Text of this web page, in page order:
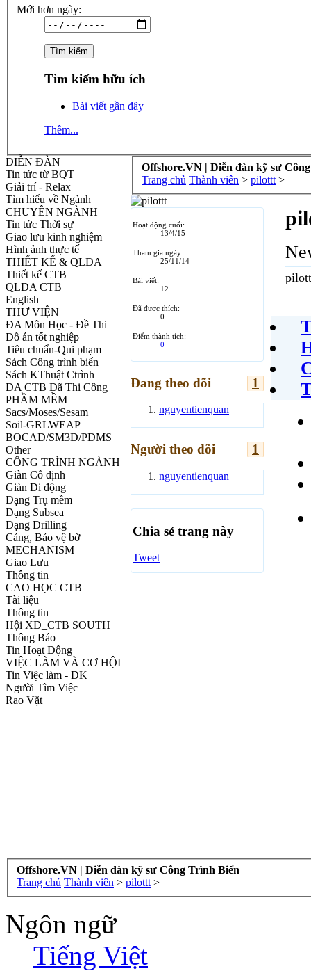
Mới hơn ngày:
Tìm kiếm hữu ích
Bài viết gần đây
Thêm...
DIỄN ĐÀN
Tin tức từ BQT
Giải trí - Relax
Tìm hiểu về Ngành
CHUYÊN NGÀNH
Tin tức Thời sự
Giao lưu kinh nghiệm
Hình ảnh thực tế
THIẾT KẾ & QLDA
Thiết kế CTB
QLDA CTB
English
THƯ VIỆN
ĐA Môn Học - Đề Thi
Đồ án tốt nghiệp
Tiêu chuẩn-Qui phạm
Sách Công trình biển
Sách KThuật Ctrình
DA CTB Đã Thi Công
PHẦM MỀM
Sacs/Moses/Sesam
Soil-GRLWEAP
BOCAD/SM3D/PDMS
Other
CÔNG TRÌNH NGÀNH
Giàn Cố định
Giàn Di động
Dạng Trụ mềm
Dạng Subsea
Dạng Drilling
Cảng, Bảo vệ bờ
MECHANISM
Giao Lưu
Thông tin
CAO HỌC CTB
Tài liệu
Thông tin
Hội XD_CTB SOUTH
Thông Báo
Tin Hoạt Động
VIỆC LÀM VÀ CƠ HỘI
Tin Việc làm - DK
Người Tìm Việc
Rao Vặt
Offshore.VN | Diễn đàn kỹ sư
Trang chủ Thành viên > pilottt >
Hoạt động cuối:
13/4/15
Tham gia ngày:
25/11/14
Bài viết:
12
Đã được thích:
0
Điểm thành tích:
0
Đang theo dõi 1
nguyentienquan
Người theo dõi 1
nguyentienquan
Chia sẻ trang này
Tweet
Offshore.VN | Diễn đàn kỹ sư Công Trình Biển
Trang chủ Thành viên > pilottt >
Ngôn ngữ
Tiếng Việt